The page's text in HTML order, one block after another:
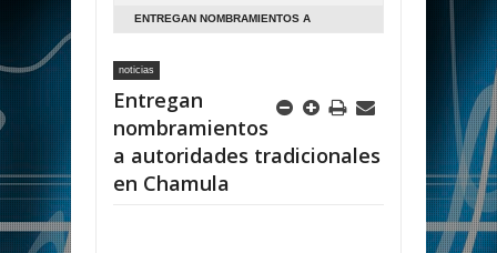
ENTREGAN NOMBRAMIENTOS A
CHAMULA
noticias
Entregan
nombramientos
a autoridades tradicionales
en Chamula